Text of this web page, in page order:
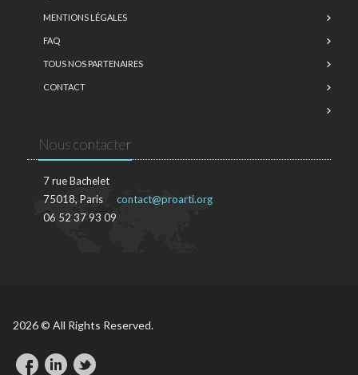
MENTIONS LÉGALES
FAQ
TOUS NOS PARTENAIRES
CONTACT
Nous contacter
7 rue Bachelet
75018, Paris
06 52 37 93 09
contact@proarti.org
2026 © All Rights Reserved.